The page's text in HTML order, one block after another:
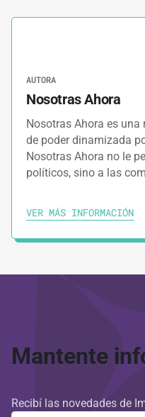
AUTORA
Nosotras Ahora
Nosotras Ahora es una
de poder dinamizada
Nosotras Ahora no le
políticos, sino a las
VER MÁS INFORMACIÓN
Mantente
Recibí las novedades de